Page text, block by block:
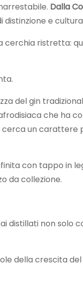
Dalla
distinzione e
cerchia ristretta:
del gin
che ha
un carattere
con tappo in
da collezione.
distillati non solo
della crescita